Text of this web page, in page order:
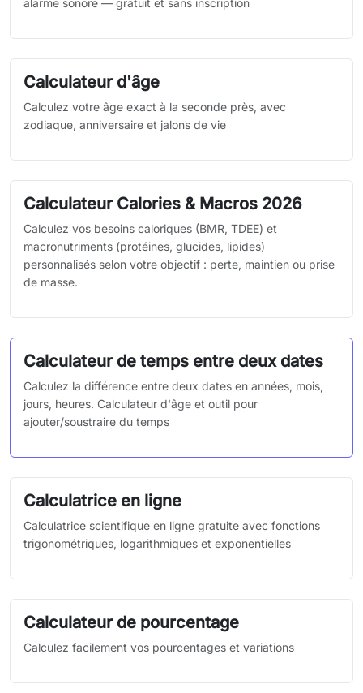
alarme sonore — gratuit et sans inscription
Calculateur d'âge
Calculez votre âge exact à la seconde près, avec
zodiaque, anniversaire et jalons de vie
Calculateur Calories & Macros 2026
Calculez vos besoins caloriques (BMR, TDEE) et
macronutriments (protéines, glucides, lipides)
personnalisés selon votre objectif : perte, maintien ou prise
de masse.
Calculateur de temps entre deux dates
Calculez la différence entre deux dates en années, mois,
jours, heures. Calculateur d'âge et outil pour
ajouter/soustraire du temps
Calculatrice en ligne
Calculatrice scientifique en ligne gratuite avec fonctions
trigonométriques, logarithmiques et exponentielles
Calculateur de pourcentage
Calculez facilement vos pourcentages et variations